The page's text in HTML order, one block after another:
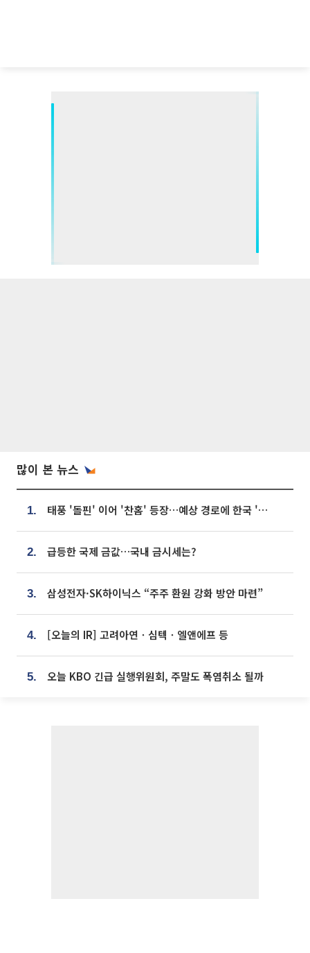
많이 본 뉴스
1. 태풍 '돌핀' 이어 '찬홈' 등장…예상 경로에 한국 '한숨'
2. 급등한 국제 금값…국내 금시세는?
3. 삼성전자·SK하이닉스 “주주 환원 강화 방안 마련”
4. [오늘의 IR] 고려아연ㆍ심텍ㆍ엘앤에프 등
5. 오늘 KBO 긴급 실행위원회, 주말도 폭염취소 될까